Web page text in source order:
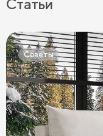
Тонкие матрасы
Матрасы из латекса
Матрасы из латекса
Матрасы с эффектом
Советы